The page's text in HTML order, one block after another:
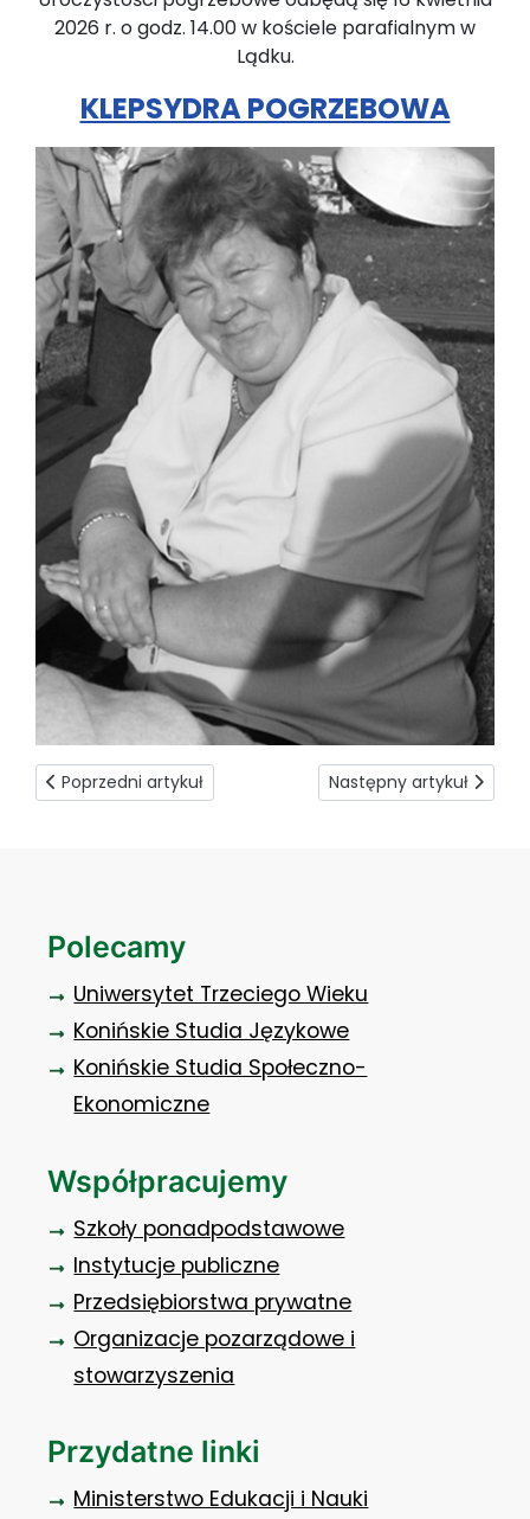
2026 r. o godz. 14.00 w kościele parafialnym w
Lądku.
KLEPSYDRA POGRZEBOWA
Poprzedni artykuł: Internetowa, więc globalna
Poprzedni artykuł Następny artykuł: Przez
Następny artykuł
Polecamy
Uniwersytet Trzeciego Wieku
Konińskie Studia Językowe
Konińskie Studia Społeczno-
Ekonomiczne
Współpracujemy
Szkoły ponadpodstawowe
Instytucje publiczne
Przedsiębiorstwa prywatne
Organizacje pozarządowe i
stowarzyszenia
Przydatne linki
Ministerstwo Edukacji i Nauki